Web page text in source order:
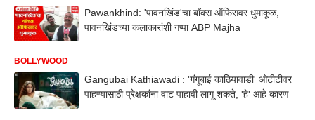
Pawankhind: 'पावनखिंड'चा बॉक्स ऑफिसवर धुमाकूळ,
पावनखिंडच्या कलाकारांशी गप्पा ABP Majha
BOLLYWOOD
Gangubai Kathiawadi : 'गंगूबाई काठियावाडी' ओटीटीवर
पाहण्यासाठी प्रेक्षकांना वाट पाहावी लागू शकते, 'हे' आहे कारण